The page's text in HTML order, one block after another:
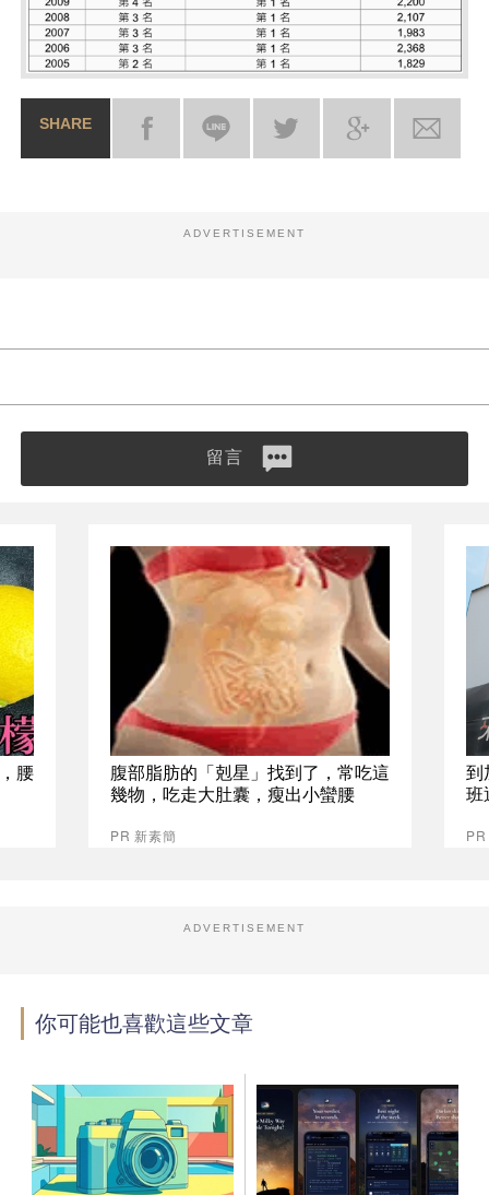
SHARE
ADVERTISEMENT
留言
腰
腹部脂肪的「剋星」找到了，常吃這
幾物，吃走大肚囊，瘦出小蠻腰
PR 新素簡
到
班
ADVERTISEMENT
你可能也喜歡這些文章